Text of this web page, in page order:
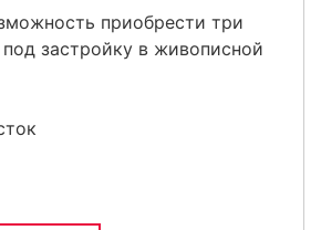
приобрести три
застройку в живописной